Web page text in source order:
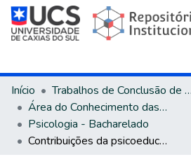
Início
Trabalhos de Conclusão de Curso
Área do Conhecimento das Ciências Humanas
Psicologia - Bacharelado
Contribuições da psicoeducação para os pais de crianças com Transtorno do Espectro Autista (TEA)